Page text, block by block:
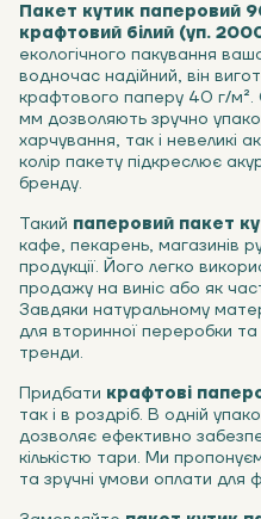
Пакет кутик паперовий
крафтовий білий (уп.
екологічного пакування
водночас надійний, він
крафтового паперу 40 г/м².
мм дозволяють зручно
харчування, так і невеликі
колір пакету підкреслює
бренду.
Такий паперовий пакет
кафе, пекарень, магазинів
продукції. Його легко
продажу на виніс або як
Завдяки натуральному
для вторинної переробки та
тренди.
Придбати крафтові
так і в роздріб. В одній
дозволяє ефективно
кількістю тари. Ми
та зручні умови оплати для